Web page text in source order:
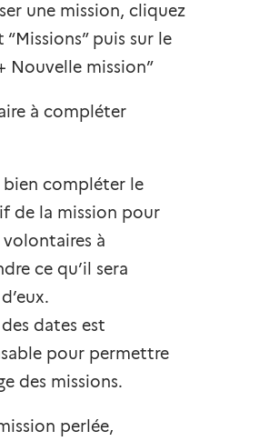
une mission, cliquez
“Missions” puis sur le
Nouvelle mission”
à compléter
bien compléter le
de la mission pour
volontaires à
ce qu’il sera
des dates est
pour permettre
des missions.
perlée,